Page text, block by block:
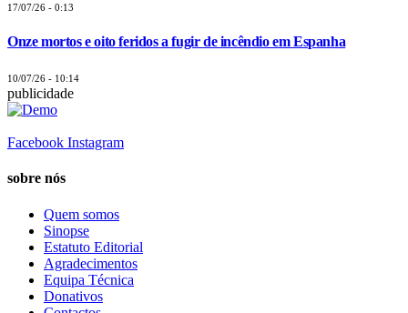
17/07/26 - 0:13
Onze mortos e oito feridos a fugir de incêndio em Espanha
10/07/26 - 10:14
publicidade
Facebook Instagram
sobre nós
Quem somos
Sinopse
Estatuto Editorial
Agradecimentos
Equipa Técnica
Donativos